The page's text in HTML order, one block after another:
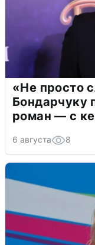
«Не просто
Бондарчуку
роман — с
6 августа 8